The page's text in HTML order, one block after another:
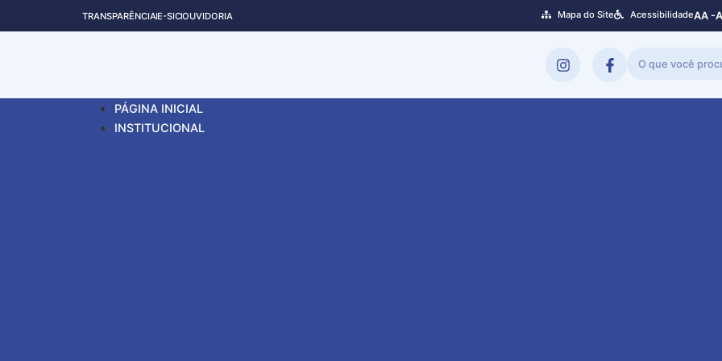
TRANSPARÊNCIA E-SICOUVIDORIA Mapa do Site AcessibilidadeAA -
PÁGINA INICIAL
INSTITUCIONAL